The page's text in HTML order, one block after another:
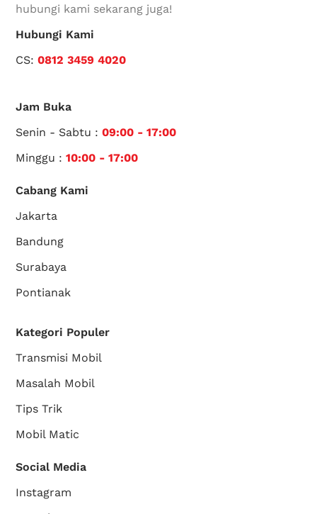
hubungi kami sekarang juga!
Hubungi Kami
CS:0812 3459 4020
Jam Buka
Senin - Sabtu :09:00 - 17:00
Minggu :10:00 - 17:00
Cabang Kami
Jakarta
Bandung
Surabaya
Pontianak
Kategori Populer
Transmisi Mobil
Masalah Mobil
Tips Trik
Mobil Matic
Social Media
Instagram